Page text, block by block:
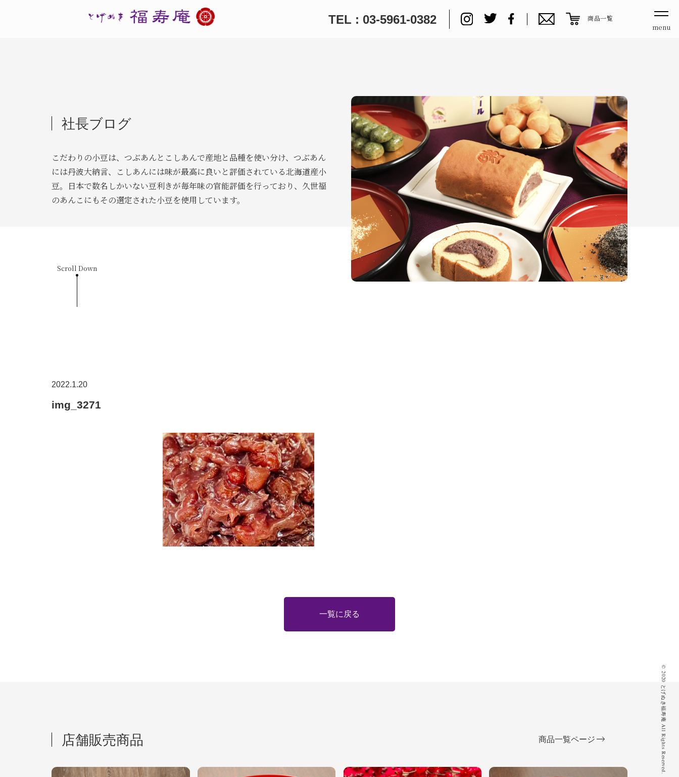
TEL : 03-5961-0382 商品一覧
menu
© 2020 とげぬき福寿庵 All Rights Reserved.
社長ブログ
こだわりの小豆は、つぶあんとこしあんで産地と品種を使い分け、つぶあん
には丹波大納言、こしあんには味が最高に良いと評価されている北海道産小
豆。日本で数名しかいない豆利きが毎年味の官能評価を行っており、久世福
のあんこにもその選定された小豆を使用しています。
Scroll Down
2022.1.20
img_3271
一覧に戻る
店舗販売商品 商品一覧ページ